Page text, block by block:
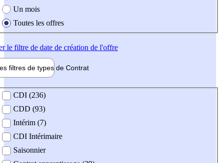
Un mois
Toutes les offres
le filtre de date de création de l'offre
filtres de types de Contrat
contrat
CDI (236)
CDD (93)
Intérim (7)
CDI Intérimaire
Saisonnier